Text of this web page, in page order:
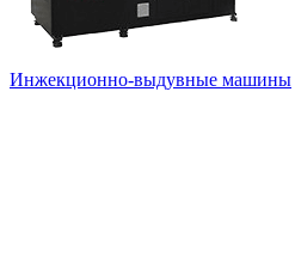
Инжекционно-выдувные машины